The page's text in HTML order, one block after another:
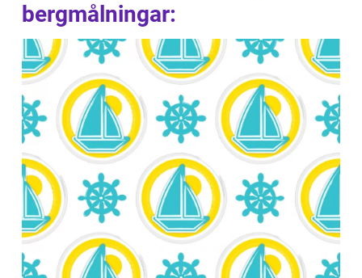
bergmålningar: